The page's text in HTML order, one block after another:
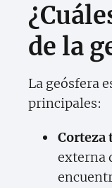
de la
La geósfera
principales:
Corteza
externa